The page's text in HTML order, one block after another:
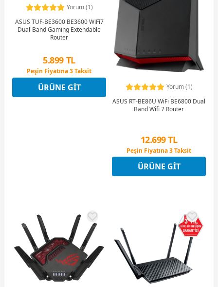
Yorum (1)
ASUS TUF-BE3600 BE3600 WiFi7
Dual-Band Gaming Extendable
Router
5.899 TL
Peşin Fiyatına 3 Taksit
12 Ay x 694 TL taksitle
Peşin Fiyatına 3 Taksit
ÜRÜNE GIT
Yorum (1)
ASUS RT-BE86U WiFi BE6800 Dual
Band Wifi 7 Router
12.699 TL
Peşin Fiyatına 3 Taksit
12 Ay x 1.494 TL taksitle
Peşin Fiyatına 3 Taksit
ÜRÜNE GIT